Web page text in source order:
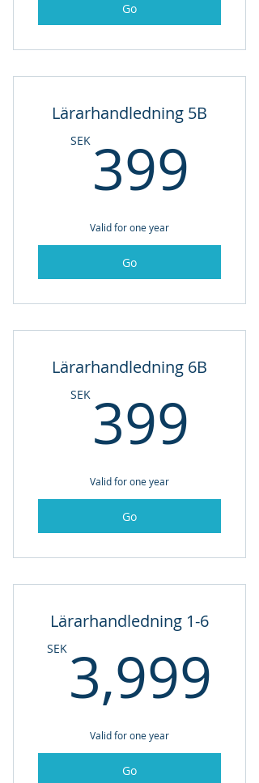
Go
Lärarhandledning 5B
SEK 399
Valid for one year
Go
Lärarhandledning 6B
SEK 399
Valid for one year
Go
Lärarhandledning 1-6
SEK 3,999
Valid for one year
Go